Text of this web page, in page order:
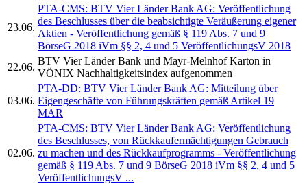
23.06.
PTA-CMS: BTV Vier Länder Bank AG: Veröffentlichung
des Beschlusses über die beabsichtigte Veräußerung eigener
Aktien - Veröffentlichung gemäß § 119 Abs. 7 und 9
BörseG 2018 iVm §§ 2, 4 und 5 VeröffentlichungsV 2018
22.06.
BTV Vier Länder Bank und Mayr-Melnhof Karton in
VÖNIX Nachhaltigkeitsindex aufgenommen
03.06.
PTA-DD: BTV Vier Länder Bank AG: Mitteilung über
Eigengeschäfte von Führungskräften gemäß Artikel 19
MAR
02.06.
PTA-CMS: BTV Vier Länder Bank AG: Veröffentlichung
des Beschlusses, von Rückkaufermächtigungen Gebrauch
zu machen und des Rückkaufprogramms - Veröffentlichung
gemäß § 119 Abs. 7 und 9 BörseG 2018 iVm §§ 2, 4 und 5
VeröffentlichungsV ...